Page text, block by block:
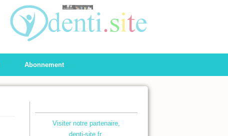
Abonnement
Visiter notre partenaire,
denti-site.fr,